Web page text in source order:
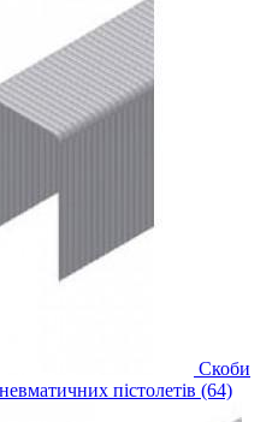
Скоби
пістолетів (64)